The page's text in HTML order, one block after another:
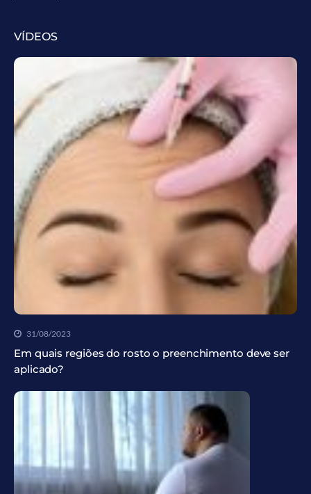
VÍDEOS
31/08/2023
Em quais regiões do rosto o preenchimento deve ser
aplicado?